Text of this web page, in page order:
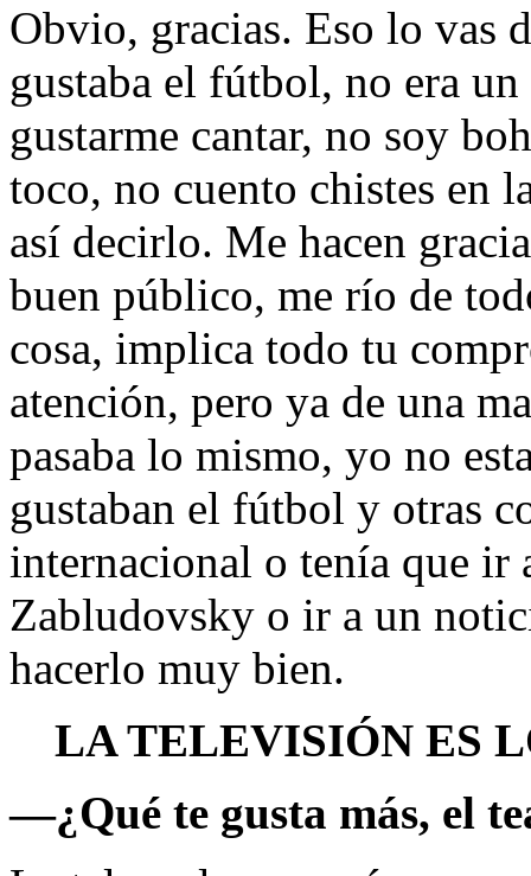
Obvio, gracias. Eso lo vas
gustaba el fútbol, no era
gustarme cantar, no soy
toco, no cuento chistes en
así decirlo. Me hacen
buen público, me río de
cosa, implica todo tu
atención, pero ya de una
pasaba lo mismo, yo no
gustaban el fútbol y otras
internacional o tenía que ir
Zabludovsky o ir a un
hacerlo muy bien.
LA TELEVISIÓN ES
—¿Qué te gusta más, el